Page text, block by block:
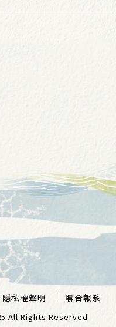
隱私權聲明 聯合報系
All Rights Reserved